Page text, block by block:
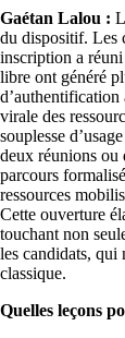
Gaétan Lalou :
du dispositif. Les
inscription a
libre ont généré
d’authentification
virale des
souplesse
deux réunions ou
parcours
ressources
Cette ouverture
touchant non
les candidats, qui
classique.
Quelles leçons